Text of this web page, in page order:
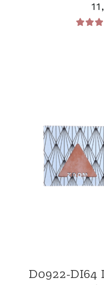
D0922-DI64